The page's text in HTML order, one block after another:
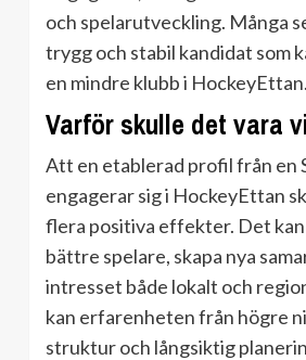
och spelarutveckling. Många
trygg och stabil kandidat som
en mindre klubb i HockeyEttan.
Varför skulle det vara
Att en etablerad profil från en
engagerar sig i HockeyEttan
flera positiva effekter. Det
bättre spelare, skapa nya
intresset både lokalt och
kan erfarenheten från högre
struktur och långsiktig